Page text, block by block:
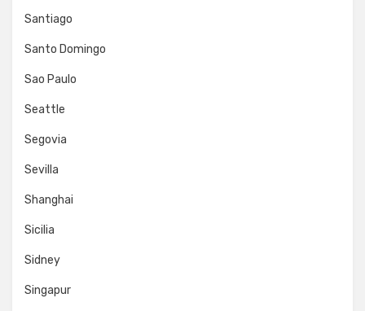
Santiago
Santo Domingo
Sao Paulo
Seattle
Segovia
Sevilla
Shanghai
Sicilia
Sidney
Singapur